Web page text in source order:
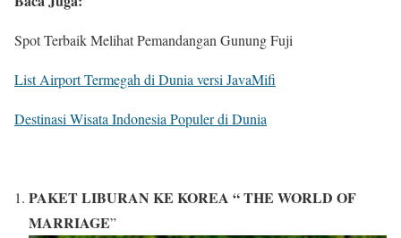
Spot Terbaik Melihat Pemandangan Gunung Fuji
List Airport Termegah di Dunia versi JavaMifi
Destinasi Wisata Indonesia Populer di Dunia
PAKET LIBURAN KE KOREA “ THE WORLD OF
MARRIAGE”